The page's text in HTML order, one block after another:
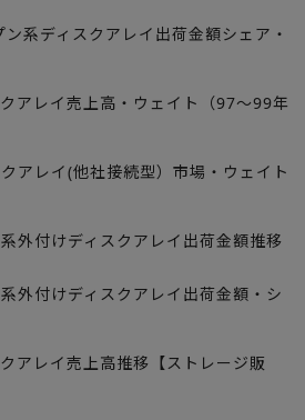
ン系ディスクアレイ出荷金額シェア・
アレイ売上高・ウェイト（97～99年
アレイ(他社接続型）市場・ウェイト
外付けディスクアレイ出荷金額推移
外付けディスクアレイ出荷金額・シ
アレイ売上高推移【ストレージ販